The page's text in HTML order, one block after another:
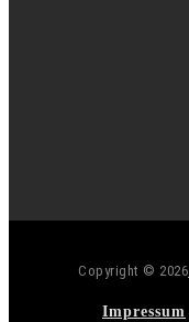
Copyright © 2026
Impressum